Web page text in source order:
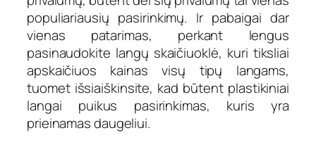
populiariausių pasirinkimų. Ir pabaigai dar
vienas patarimas, perkant lengus
pasinaudokite langų skaičiuoklė, kuri tiksliai
apskaičiuos kainas visų tipų langams,
tuomet išsiaiškinsite, kad būtent plastikiniai
langai puikus pasirinkimas, kuris yra
prieinamas daugeliui.